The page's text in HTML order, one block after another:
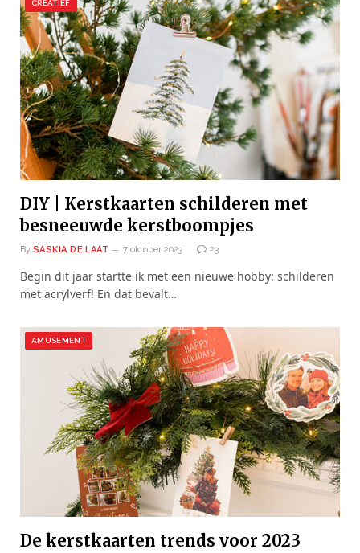
CREATIEF
DIY | Kerstkaarten schilderen met
besneeuwde kerstboompjes
By SASKIA DE LAAT 7 oktober 2023 23
Begin dit jaar startte ik met een nieuwe hobby: schilderen
met acrylverf! En dat bevalt…
AMUSEMENT
De kerstkaarten trends voor 2023